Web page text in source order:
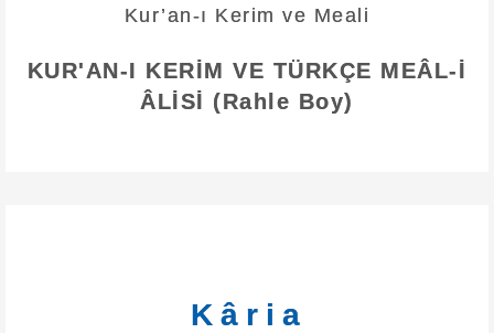
Kur’an-ı Kerim ve Meali
KUR'AN-I KERİM VE TÜRKÇE MEÂL-İ
ÂLİSİ (Rahle Boy)
Kâria